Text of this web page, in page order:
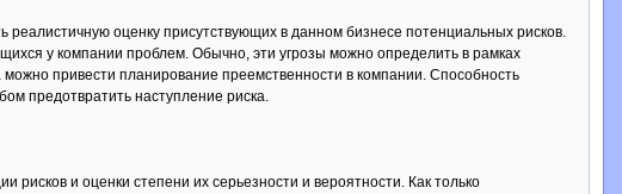
оценку присутствующих в данном бизнесе потенциальных рисков.
у компании проблем. Обычно, эти угрозы можно определить в рамках
привести планирование преемственности в компании. Способность
предотвратить наступление риска.
и оценки степени их серьезности и вероятности. Как только